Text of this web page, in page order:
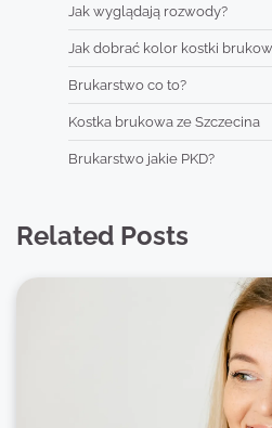
Jak wyglądają rozwody?
Jak dobrać kolor kostki
Brukarstwo co to?
Kostka brukowa ze Szczecina
Brukarstwo jakie PKD?
Related Posts